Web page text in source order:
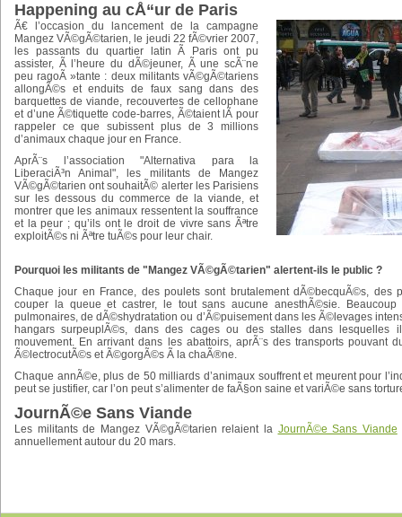
Happening au cÅ“ur de Paris
Ã€ l’occasion du lancement de la campagne
Mangez VÃ©gÃ©tarien, le jeudi 22 fÃ©vrier 2007,
les passants du quartier latin Ã Paris ont pu
assister, Ã l’heure du dÃ©jeuner, Ã une scÃ¨ne
peu ragoÃ »tante : deux militants vÃ©gÃ©tariens
allongÃ©s et enduits de faux sang dans des
barquettes de viande, recouvertes de cellophane
et d’une Ã©tiquette code-barres, Ã©taient lÃ pour
rappeler ce que subissent plus de 3 millions
d’animaux chaque jour en France.
AprÃ¨s l’association "Alternativa para la
LiberaciÃ³n Animal", les militants de Mangez
VÃ©gÃ©tarien ont souhaitÃ© alerter les Parisiens
sur les dessous du commerce de la viande, et
montrer que les animaux ressentent la souffrance
et la peur ; qu’ils ont le droit de vivre sans Ãªtre
exploitÃ©s ni Ãªtre tuÃ©s pour leur chair.
Pourquoi les militants de "Mangez VÃ©gÃ©tarien" alertent-ils le public ?
Chaque jour en France, des poulets sont brutalement dÃ©becquÃ©s, des
couper la queue et castrer, le tout sans aucune anesthÃ©sie. Beaucoup
pulmonaires, de dÃ©shydratation ou d’Ã©puisement dans les Ã©levages
hangars surpeuplÃ©s, dans des cages ou des stalles dans lesquelles
mouvement. En arrivant dans les abattoirs, aprÃ¨s des transports pouvant
Ã©lectrocutÃ©s et Ã©gorgÃ©s Ã la chaÃ®ne.
Chaque annÃ©e, plus de 50 milliards d’animaux souffrent et meurent pour
peut se justifier, car l’on peut s’alimenter de faÃ§on saine et variÃ©e sans
JournÃ©e Sans Viande
Les militants de Mangez VÃ©gÃ©tarien relaient la JournÃ©e Sans Viande
annuellement autour du 20 mars.